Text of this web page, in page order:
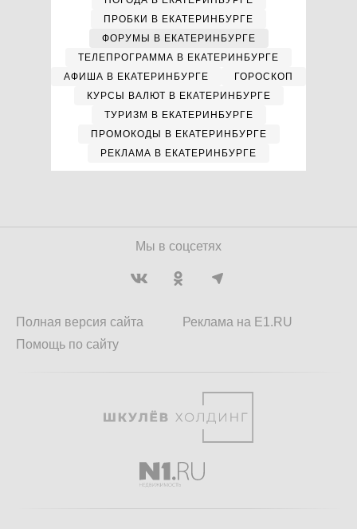
ПРОБКИ В ЕКАТЕРИНБУРГЕ
ФОРУМЫ В ЕКАТЕРИНБУРГЕ
ТЕЛЕПРОГРАММА В ЕКАТЕРИНБУРГЕ
АФИША В ЕКАТЕРИНБУРГЕ
ГОРОСКОП
КУРСЫ ВАЛЮТ В ЕКАТЕРИНБУРГЕ
ТУРИЗМ В ЕКАТЕРИНБУРГЕ
ПРОМОКОДЫ В ЕКАТЕРИНБУРГЕ
РЕКЛАМА В ЕКАТЕРИНБУРГЕ
Мы в соцсетях
Полная версия сайта
Помощь по сайту
Реклама на E1.RU